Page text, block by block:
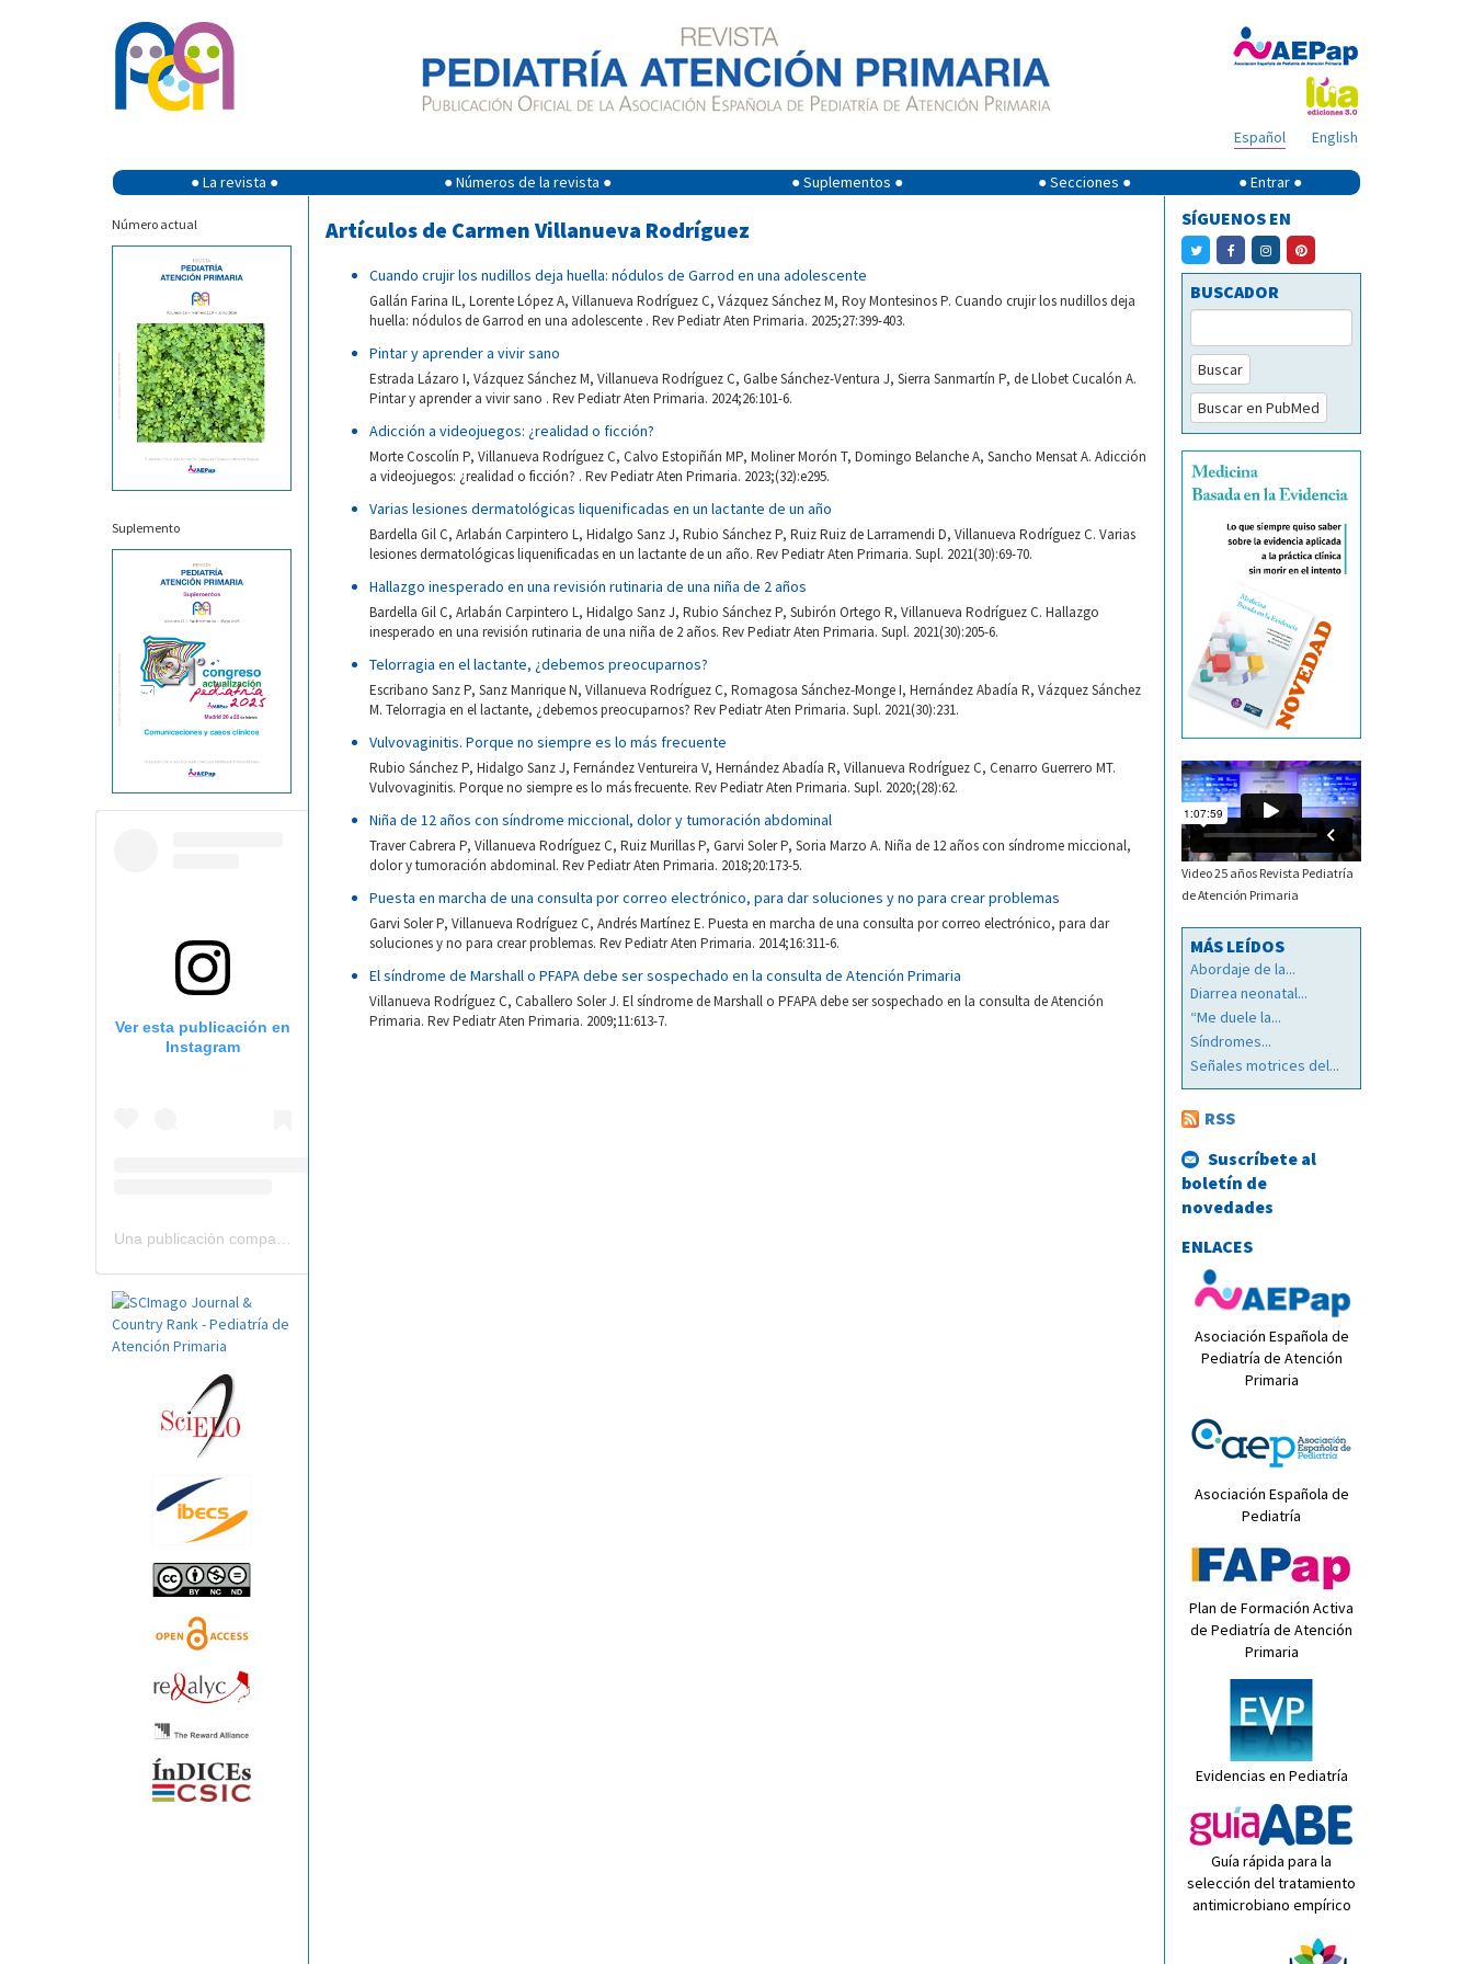
English
Español
● La revista ● ● Números de la revista ● ● Suplementos ● ● Secciones ● ● Entrar ●
Número actual
Suplemento
Ver esta publicación en
Instagram
Artículos de Carmen Villanueva Rodríguez
Cuando crujir los nudillos deja huella: nódulos de Garrod en una adolescente
Gallán Farina IL, Lorente López A, Villanueva Rodríguez C, Vázquez Sánchez M, Roy Montesinos P. Cuando crujir los nudillos deja
huella: nódulos de Garrod en una adolescente . Rev Pediatr Aten Primaria. 2025;27:399-403.
Pintar y aprender a vivir sano
Estrada Lázaro I, Vázquez Sánchez M, Villanueva Rodríguez C, Galbe Sánchez-Ventura J, Sierra Sanmartín P, de Llobet Cucalón A.
Pintar y aprender a vivir sano . Rev Pediatr Aten Primaria. 2024;26:101-6.
Adicción a videojuegos: ¿realidad o ficción?
Morte Coscolín P, Villanueva Rodríguez C, Calvo Estopiñán MP, Moliner Morón T, Domingo Belanche A, Sancho Mensat A. Adicción
a videojuegos: ¿realidad o ficción? . Rev Pediatr Aten Primaria. 2023;(32):e295.
Varias lesiones dermatológicas liquenificadas en un lactante de un año
Bardella Gil C, Arlabán Carpintero L, Hidalgo Sanz J, Rubio Sánchez P, Ruiz Ruiz de Larramendi D, Villanueva Rodríguez C. Varias
lesiones dermatológicas liquenificadas en un lactante de un año. Rev Pediatr Aten Primaria. Supl. 2021(30):69-70.
Hallazgo inesperado en una revisión rutinaria de una niña de 2 años
Bardella Gil C, Arlabán Carpintero L, Hidalgo Sanz J, Rubio Sánchez P, Subirón Ortego R, Villanueva Rodríguez C. Hallazgo
inesperado en una revisión rutinaria de una niña de 2 años. Rev Pediatr Aten Primaria. Supl. 2021(30):205-6.
Telorragia en el lactante, ¿debemos preocuparnos?
Escribano Sanz P, Sanz Manrique N, Villanueva Rodríguez C, Romagosa Sánchez-Monge I, Hernández Abadía R, Vázquez Sánchez
M. Telorragia en el lactante, ¿debemos preocuparnos? Rev Pediatr Aten Primaria. Supl. 2021(30):231.
Vulvovaginitis. Porque no siempre es lo más frecuente
Rubio Sánchez P, Hidalgo Sanz J, Fernández Ventureira V, Hernández Abadía R, Villanueva Rodríguez C, Cenarro Guerrero MT.
Vulvovaginitis. Porque no siempre es lo más frecuente. Rev Pediatr Aten Primaria. Supl. 2020;(28):62.
Niña de 12 años con síndrome miccional, dolor y tumoración abdominal
Traver Cabrera P, Villanueva Rodríguez C, Ruiz Murillas P, Garvi Soler P, Soria Marzo A. Niña de 12 años con síndrome miccional,
dolor y tumoración abdominal. Rev Pediatr Aten Primaria. 2018;20:173-5.
Puesta en marcha de una consulta por correo electrónico, para dar soluciones y no para crear problemas
Garvi Soler P, Villanueva Rodríguez C, Andrés Martínez E. Puesta en marcha de una consulta por correo electrónico, para dar
soluciones y no para crear problemas. Rev Pediatr Aten Primaria. 2014;16:311-6.
El síndrome de Marshall o PFAPA debe ser sospechado en la consulta de Atención Primaria
Villanueva Rodríguez C, Caballero Soler J. El síndrome de Marshall o PFAPA debe ser sospechado en la consulta de Atención
Primaria. Rev Pediatr Aten Primaria. 2009;11:613-7.
SÍGUENOS EN
BUSCADOR
Buscar
Buscar en PubMed
Video 25 años Revista Pediatría
de Atención Primaria
MÁS LEÍDOS
Abordaje de la...
Diarrea neonatal...
“Me duele la...
Síndromes...
Señales motrices del...
RSS
Suscríbete al
boletín de
novedades
ENLACES
Asociación Española de
Pediatría de Atención
Primaria
Asociación Española de
Pediatría
Plan de Formación Activa
de Pediatría de Atención
Primaria
Evidencias en Pediatría
Guía rápida para la
selección del tratamiento
antimicrobiano empírico